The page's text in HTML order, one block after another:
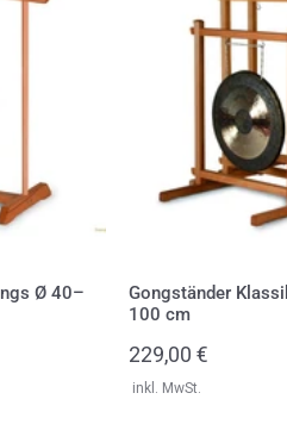
Ø 40–
Gongständer
100 cm
Regulärer
Preis
229,00 €
inkl. MwSt.